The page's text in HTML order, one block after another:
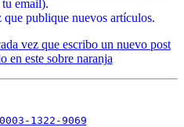
tu email).
que publique nuevos artículos.
1322-9069